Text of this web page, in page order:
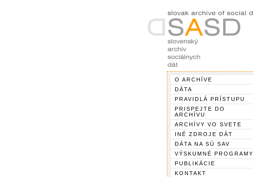
O ARCHÍVE
DÁTA
PRAVIDLÁ PRÍSTUPU
PRISPEJTE DO
ARCHÍVU
ARCHÍVY VO SVETE
INÉ ZDROJE DÁT
DÁTA NA SÚ SAV
VÝSKUMNÉ PROGRAMY
PUBLIKÁCIE
KONTAKT